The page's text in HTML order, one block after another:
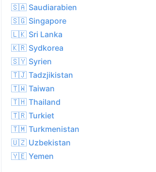
8.0
05:31 AM
06:25 PM
🇸🇦 Saudiarabien
🇸🇬 Singapore
🇱🇰 Sri Lanka
🇰🇷 Sydkorea
🇸🇾 Syrien
🇹🇯 Tadzjikistan
🇹🇼 Taiwan
🇹🇭 Thailand
🇹🇷 Turkiet
🇹🇲 Turkmenistan
🇺🇿 Uzbekistan
🇾🇪 Yemen